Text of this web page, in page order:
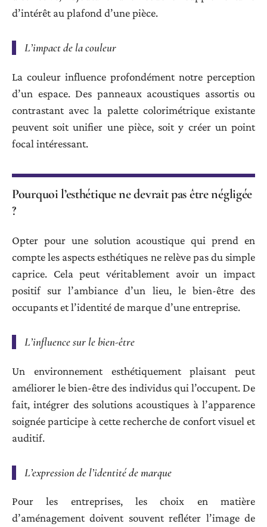
d’intérêt au plafond d’une pièce.
L’impact de la couleur
La couleur influence profondément notre perception
d’un espace. Des panneaux acoustiques assortis ou
contrastant avec la palette colorimétrique existante
peuvent soit unifier une pièce, soit y créer un point
focal intéressant.
Pourquoi l’esthétique ne devrait pas êtrenégligée
?
Opter pour une solution acoustique qui prend en
compte les aspects esthétiques ne relève pas du simple
caprice. Cela peut véritablement avoir un impact
positif sur l’ambiance d’un lieu, le bien-être des
occupants et l’identité de marque d’une entreprise.
L’influence sur le bien-être
Un environnement esthétiquement plaisant peut
améliorer le bien-être des individus qui l’occupent. De
fait, intégrer des solutions acoustiques à l’apparence
soignée participe à cette recherche de confort visuel et
auditif.
L’expression de l’identité de marque
Pour les entreprises, les choix en matière
d’aménagement doivent souvent refléter l’image de